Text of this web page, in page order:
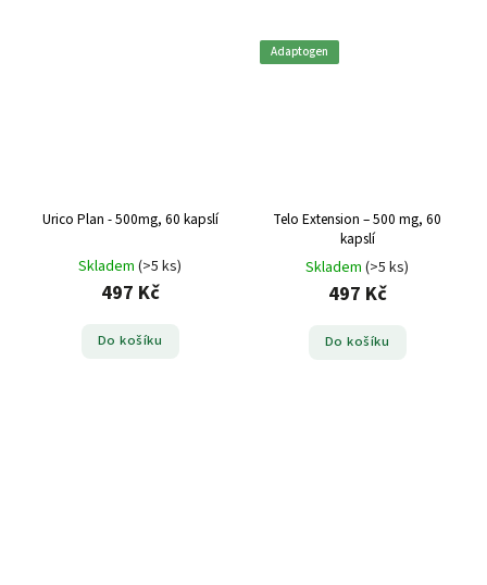
Urico Plan - 500mg, 60 kapslí
Skladem (>5 ks)
497 Kč
Do košíku
Adaptogen
Telo Extension – 500 mg, 60
kapslí
Skladem (>5 ks)
497 Kč
Do košíku